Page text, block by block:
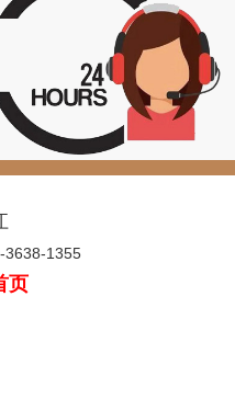
3638-1355
页